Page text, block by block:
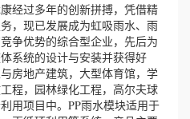
过多年的创新拼搏，凭借精
，现已发展成为虹吸雨水、雨
争优势的综合型企业，先后为
系统的设计与安装并获得好
房地产建筑，大型体育馆，学
程，园林绿化工程，高尔夫球
用项目中。PP雨水模块适用于